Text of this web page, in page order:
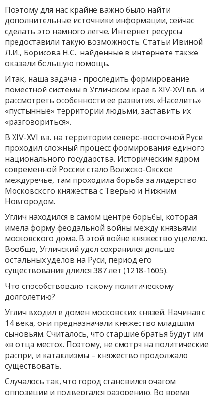
Поэтому для нас крайне важно было найти
дополнительные источники информации, сейчас
сделать это намного легче. Интернет ресурсы
предоставили такую возможность. Статьи Ивиной
Л.И., Борисова Н.С., найденные в интернете также
оказали большую помощь.
Итак, наша задача - проследить формирование
поместной системы в Угличском крае в XIV-XVI вв. и
рассмотреть особенности ее развития. «Населить»
«пустынные» территории людьми, заставить их
«разговориться».
В XIV-XVI вв. на территории северо-восточной Руси
проходил сложный процесс формирования единого
национального государства. Историческим ядром
современной России стало Волжско-Окское
междуречье, там проходила борьба за лидерство
Московского княжества с Тверью и Нижним
Новгородом.
Углич находился в самом центре борьбы, которая
имела форму феодальной войны между князьями
московского дома. В этой войне княжество уцелело.
Вообще, Угличский удел сохранился дольше
остальных уделов на Руси, период его
существования длился 387 лет (1218-1605).
Что способствовало такому политическому
долголетию?
Углич входил в домен московских князей. Начиная с
14 века, они предназначали княжество младшим
сыновьям. Считалось, что старшие братья будут им
«в отца место». Поэтому, не смотря на политические
распри, и катаклизмы – княжество продолжало
существовать.
Случалось так, что город становился очагом
оппозиции и подвергался разорению. Во время